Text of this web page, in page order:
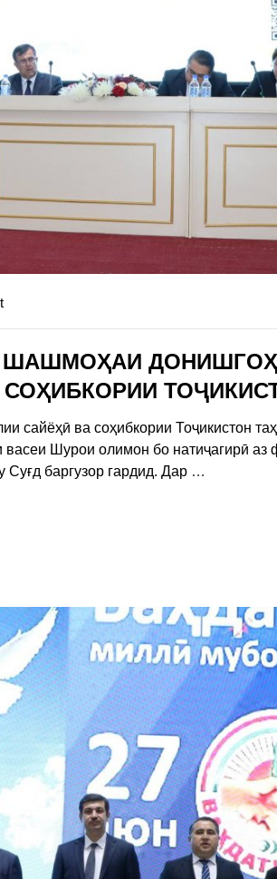
ШАШМОҲАИ
сайёҳӣ ва соҳибкории Тоҷикистон
васеи Шурои олимон бо натиҷагирӣ
баргузор гардид. Дар …